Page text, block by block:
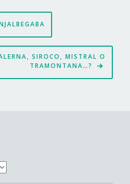
SIROCO, MISTRAL O
TRAMONTANA…?